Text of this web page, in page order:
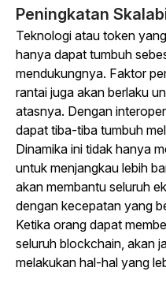
Peningkatan
Teknologi atau token
hanya dapat tumbuh
mendukungnya. Faktor
rantai juga akan berlaku
atasnya. Dengan
dapat tiba-tiba tumbuh
Dinamika ini tidak hanya
untuk menjangkau lebih
akan membantu seluruh
dengan kecepatan yang
Ketika orang dapat
seluruh blockchain, akan
melakukan hal-hal yang